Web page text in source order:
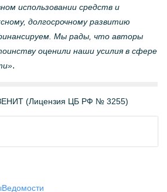
использовании средств и
долгосрочному развитию
Мы рады, что авторы
оценили наши усилия в сфере
.
(Лицензия ЦБ РФ № 3255)
Ведомости